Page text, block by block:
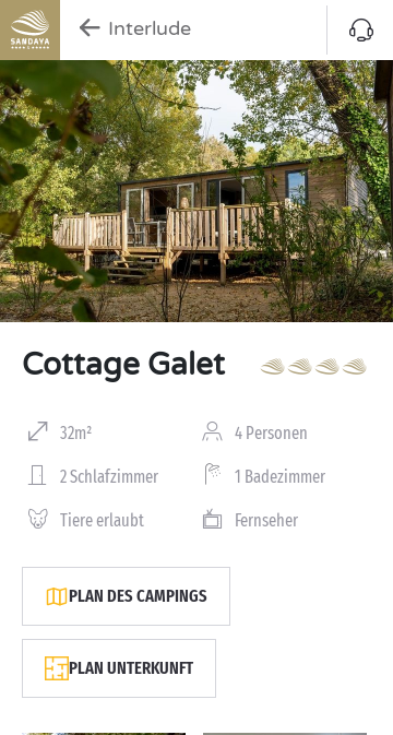
Interlude
Cottage Galet
32m² 4 Personen
2 Schlafzimmer 1 Badezimmer
Tiere erlaubt Fernseher
PLAN DES CAMPINGS
PLAN UNTERKUNFT